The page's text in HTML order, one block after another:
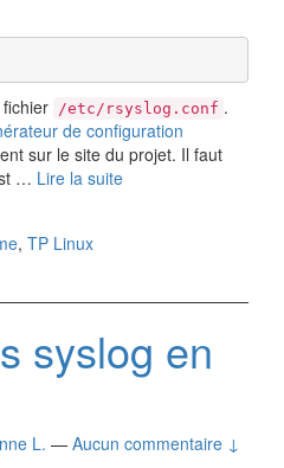
/etc/rsyslog.conf .
de configuration
sur le site du projet. Il faut
… Lire la suite
, TP Linux
syslog en
L. — Aucun commentaire ↓